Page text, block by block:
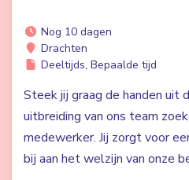
Nog 10 dagen
Drachten
Deeltijds, Bepaalde tijd
Steek jij graag de handen uit
uitbreiding van ons team
medewerker. Jij zorgt voor
bij aan het welzijn van onze